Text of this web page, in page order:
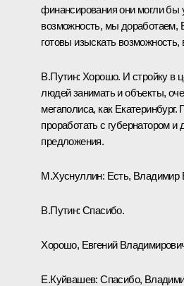
финансирования они могли бы
возможность, мы
готовы изыскать
В.Путин: Хорошо. И стройку в
людей занимать и объекты,
мегаполиса, как
проработать с губернатором
предложения.
М.Хуснуллин: Есть, Владимир
В.Путин: Спасибо.
Хорошо, Евгений
Е.Куйвашев: Спасибо,